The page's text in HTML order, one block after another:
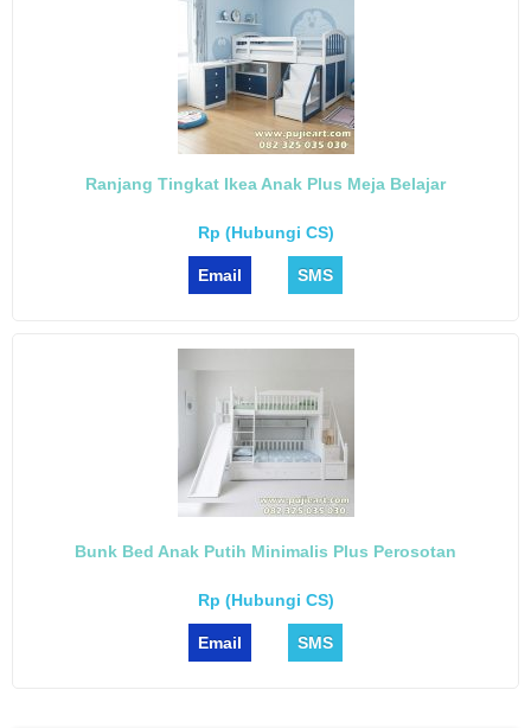
Ranjang Tingkat Ikea Anak Plus Meja Belajar
Rp (Hubungi CS)
Email SMS
Bunk Bed Anak Putih Minimalis Plus Perosotan
Rp (Hubungi CS)
Email SMS